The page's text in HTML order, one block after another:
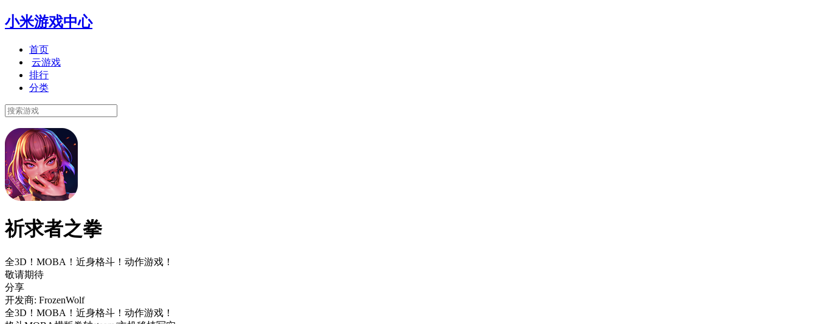
小米游戏中心
首页
云游戏
排行
分类
祈求者之拳
全3D！MOBA！近身格斗！动作游戏！
敬请期待
分享
开发商: FrozenWolf
全3D！MOBA！近身格斗！动作游戏！